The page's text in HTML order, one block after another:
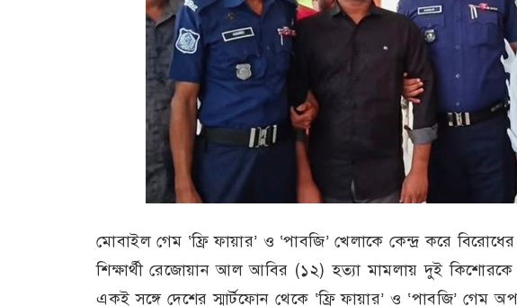
মোবাইল গেম ‘ফ্রি ফায়ার’ ও ‘পাবজি’ খেলাকে কেন্দ্র করে
শিক্ষার্থী রেজোয়ান আল আবির (১২) হত্যা মামলায় দুই কিশোরকে
একই সঙ্গে দেশের স্মার্টফোন থেকে ‘ফ্রি ফায়ার’ ও ‘পাবজি’ গেম